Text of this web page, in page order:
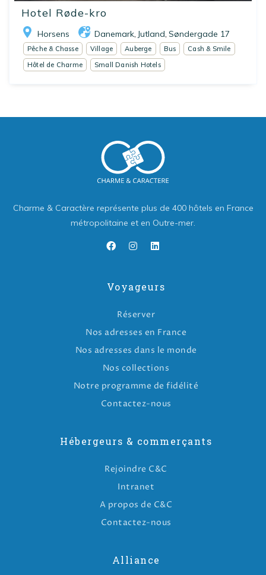
Hotel Røde-kro
Horsens Danemark Jutland Søndergade 17
Pêche & Chasse Village Auberge Bus
Cash & Smile
Hôtel de Charme
Small Danish Hotels
Charme & Caractère représente plus de 400 hôtels en France
métropolitaine et en Outre-mer.
Voyageurs
Réserver
Nos adresses en France
Nos adresses dans le monde
Nos collections
Notre programme de fidélité
Contactez-nous
Hébergeurs & commerçants
Rejoindre C&C
Intranet
A propos de C&C
Contactez-nous
Alliance